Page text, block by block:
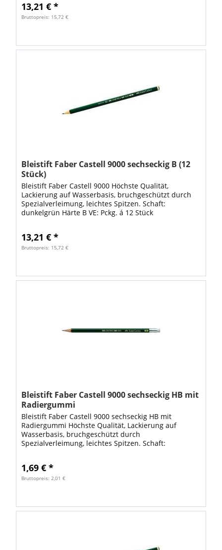
13,21 € *
Bruttopreis: 15,72 €
Bleistift Faber Castell 9000 sechseckig B (12
Stück)
Bleistift Faber Castell 9000 Höchste Qualität,
Lackierung auf Wasserbasis, bruchgeschützt durch
Spezialverleimung, leichtes Spitzen. Schaft:
dunkelgrün Härte B VE: Pckg. á 12 Stück
13,21 € *
Bruttopreis: 15,72 €
Bleistift Faber Castell 9000 sechseckig HB mit
Radiergummi
Bleistift Faber Castell 9000 sechseckig HB mit
Radiergummi Höchste Qualität, Lackierung auf
Wasserbasis, bruchgeschützt durch
Spezialverleimung, leichtes Spitzen. Schaft:
1,69 € *
Bruttopreis: 2,01 €